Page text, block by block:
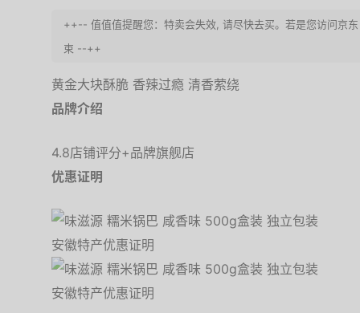
++-- 值值值提醒您：特卖会失效, 请尽快去买。若是您访问京
束 --++
黄金大块酥脆 香辣过瘾 清香萦绕
品牌介绍
4.8店铺评分+品牌旗舰店
优惠证明